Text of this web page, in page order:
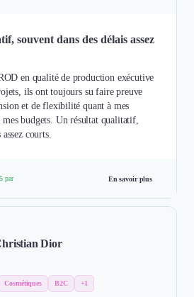
souvent dans des délais assez
en qualité de production exécutive
ils ont toujours su faire preuve
et de flexibilité quant à mes
budgets. Un résultat qualitatif,
courts.
par En savoir plus
Dior
Cosmétiques B2C +1